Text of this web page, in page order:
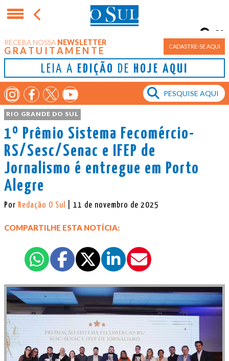
RECEBA NOSSA NEWSLETTER
GRATUITAMENTE CADASTRE-SE AQUI
LEIA A EDIÇÃO DE HOJE AQUI
Porto Alegre
8°
RIO GRANDE DO SUL
1º Prêmio Sistema Fecomércio-
RS/Sesc/Senac e IFEP de
Jornalismo é entregue em Porto
Alegre
Por Redação O Sul | 11 de novembro de 2025
COMPARTILHE ESTA NOTÍCIA: